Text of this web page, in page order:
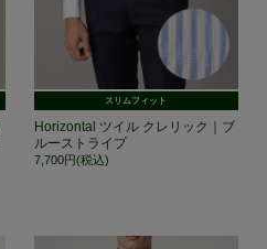
スリムフィット
Horizontal ツイル クレリック｜ブ
ルーストライプ
7,700円(税込)